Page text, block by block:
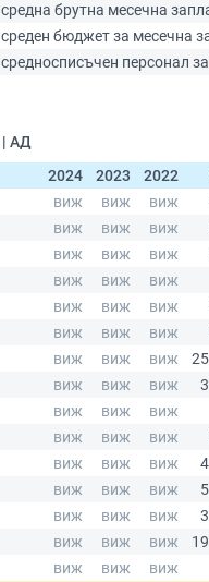
средна брутна месечна
среден бюджет за месечна
средносписъчен персонал
| АД
2024
2023 2022